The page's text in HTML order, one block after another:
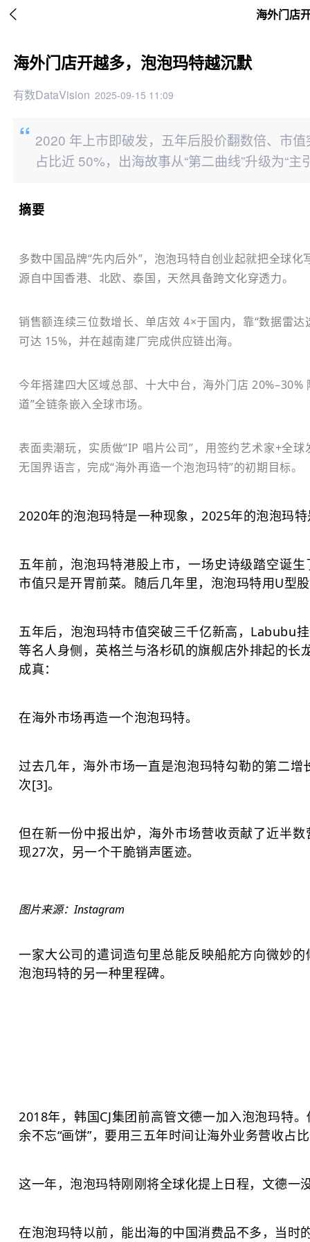
 海外门店
海外门店开越多，泡泡玛特越沉默
有数DataVision 2025-09-15 11:09
2020 年上市即破发，五年后股价翻数倍、市
占比近 50%，出海故事从“第二曲线”升级为“主
摘要
多数中国品牌“先内后外”，泡泡玛特自创业起就把全
源自中国香港、北欧、泰国，天然具备跨文化穿透力。
销售额连续三位数增长、单店效 4×于国内，靠“数据雷
可达 15%，并在越南建厂完成供应链出海。
今年搭建四大区域总部、十大中台，海外门店
道”全链条嵌入全球市场。
表面卖潮玩，实质做“IP 唱片公司”，用签约艺术家+全
无国界语言，完成“海外再造一个泡泡玛特”的初期目标。
2020年的泡泡玛特是一种现象，2025年的泡泡玛
五年前，泡泡玛特港股上市，一场史诗级踏空诞
市值只是开胃前菜。随后几年里，泡泡玛特用U型
五年后，泡泡玛特市值突破三千亿新高，Labubu
等名人身侧，英格兰与洛杉矶的旗舰店外排起的
成真：
在海外市场再造一个泡泡玛特。
过去几年，海外市场一直是泡泡玛特勾勒的第二增
次[3]。
但在新一份中报出炉，海外市场营收贡献了近半
现27次，另一个干脆销声匿迹。
图片来源：Instagram
一家大公司的遣词造句里总能反映船舵方向微妙
泡泡玛特的另一种里程碑。
2018年，韩国CJ集团前高管文德一加入泡泡玛特
余不忘“画饼”，要用三五年时间让海外业务营收占
这一年，泡泡玛特刚刚将全球化提上日程，文德一
在泡泡玛特以前，能出海的中国消费品不多，当